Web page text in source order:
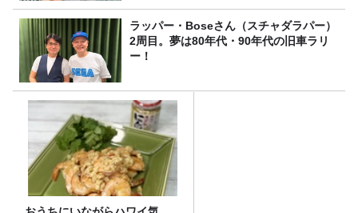
ラッパー・Boseさん（スチャダラパー）
2周目。夢は80年代・90年代の旧車ラリ
ー！